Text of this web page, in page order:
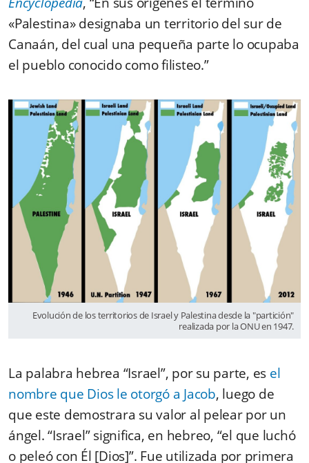
«Palestina» designaba un territorio del sur de
Canaán, del cual una pequeña parte lo ocupaba
el pueblo conocido como filisteo.”
Evolución de los territorios de Israel y Palestina desde la "partición"
realizada por la ONU en 1947.
La palabra hebrea “Israel”, por su parte, es el
nombre que Dios le otorgó a Jacob, luego de
que este demostrara su valor al pelear por un
ángel. “Israel” significa, en hebreo, “el que luchó
o peleó con Él [Dios]”. Fue utilizada por primera